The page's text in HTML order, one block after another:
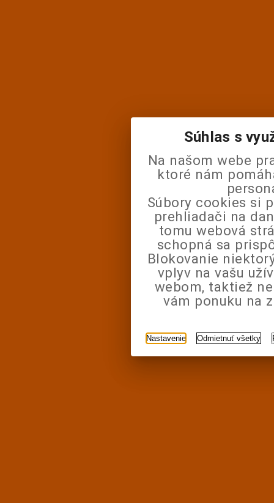
Súhlas s
Na našom webe
ktoré nám
Súbory cookies si
prehliadači na
tomu webová
schopná sa
Blokovanie
vplyv na vašu
webom, taktiež
vám ponuku na
Nastavenie Odmietnuť všetky